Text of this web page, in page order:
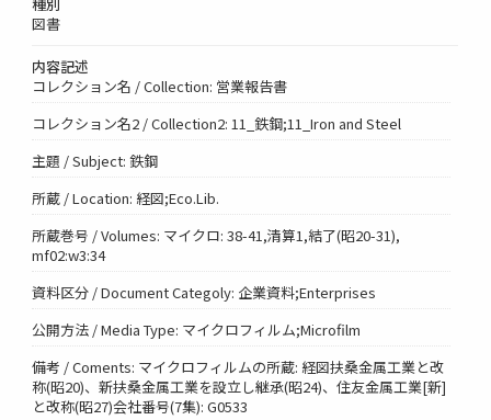
図書
内容記述
コレクション名 / Collection: 営業報告書
コレクション名2 / Collection2: 11_鉄鋼;11_Iron and Steel
主題 / Subject: 鉄鋼
所蔵 / Location: 経図;Eco.Lib.
所蔵巻号 / Volumes: マイクロ: 38-41,清算1,結了(昭20-31),
mf02:w3:34
資料区分 / Document Categoly: 企業資料;Enterprises
公開方法 / Media Type: マイクロフィルム;Microfilm
備考 / Coments: マイクロフィルムの所蔵: 経図扶桑金属工業と改
称(昭20)、新扶桑金属工業を設立し継承(昭24)、住友金属工業[新]
と改称(昭27)会社番号(7集): G0533